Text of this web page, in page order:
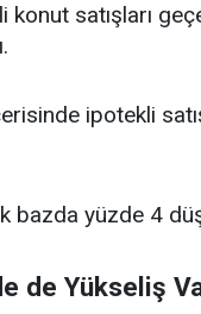
satışları
ipotekli
bazda yüzde 4
de Yükseliş